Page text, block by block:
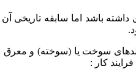
باشد اما سابقه تاریخی
جلدهای سوخت یا (سوخته)
کار :